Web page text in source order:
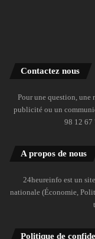
Contactez nous
Pour une question, une
publicité ou un
98 12 67
A propos de nous
24heureinfo est un
nationale (Économie,
Politique de